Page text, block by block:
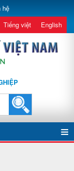
hệ
Tiếng việt English